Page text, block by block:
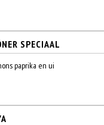
SPECIAAL
paprika en ui